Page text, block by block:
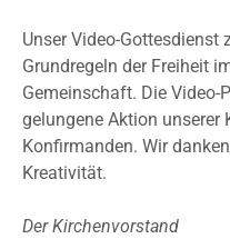
Unser Video-Gottesdienst
Grundregeln der Freiheit
Gemeinschaft. Die Video-
gelungene Aktion unserer
Konfirmanden. Wir
Kreativität.
Der Kirchenvorstand